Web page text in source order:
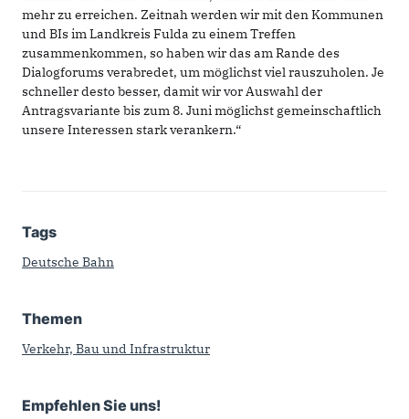
mehr zu erreichen. Zeitnah werden wir mit den Kommunen
und BIs im Landkreis Fulda zu einem Treffen
zusammenkommen, so haben wir das am Rande des
Dialogforums verabredet, um möglichst viel rauszuholen. Je
schneller desto besser, damit wir vor Auswahl der
Antragsvariante bis zum 8. Juni möglichst gemeinschaftlich
unsere Interessen stark verankern.“
Tags
Deutsche Bahn
Themen
Verkehr, Bau und Infrastruktur
Empfehlen Sie uns!